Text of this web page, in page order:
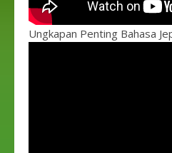
Ungkapan Penting Bahasa